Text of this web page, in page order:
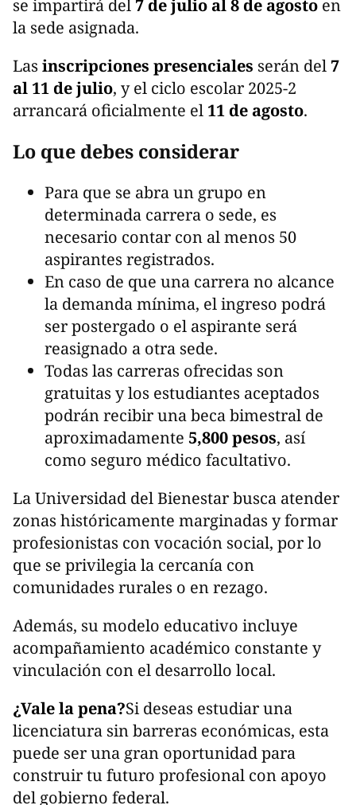
se impartirá del 7 de julio al 8 de agosto en
la sede asignada.
Las inscripciones presenciales serán del 7
al 11 de julio, y el ciclo escolar 2025-2
arrancará oficialmente el 11 de agosto.
Lo que debes considerar
Para que se abra un grupo en
determinada carrera o sede, es
necesario contar con al menos 50
aspirantes registrados.
En caso de que una carrera no alcance
la demanda mínima, el ingreso podrá
ser postergado o el aspirante será
reasignado a otra sede.
Todas las carreras ofrecidas son
gratuitas y los estudiantes aceptados
podrán recibir una beca bimestral de
aproximadamente 5,800 pesos, así
como seguro médico facultativo.
La Universidad del Bienestar busca atender
zonas históricamente marginadas y formar
profesionistas con vocación social, por lo
que se privilegia la cercanía con
comunidades rurales o en rezago.
Además, su modelo educativo incluye
acompañamiento académico constante y
vinculación con el desarrollo local.
¿Vale la pena?Si deseas estudiar una
licenciatura sin barreras económicas, esta
puede ser una gran oportunidad para
construir tu futuro profesional con apoyo
del gobierno federal.